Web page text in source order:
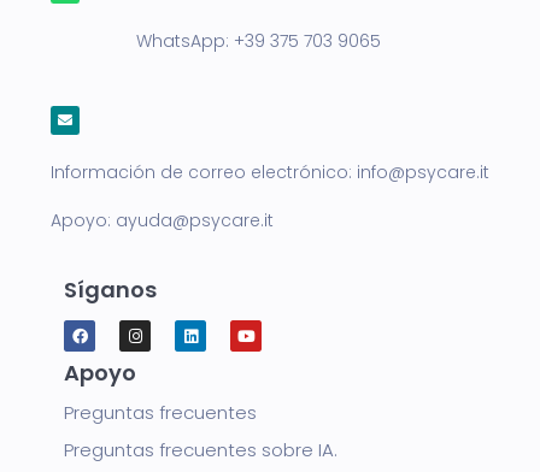
WhatsApp: +39 375 703 9065
Información de correo electrónico: info@psycare.it
Apoyo: ayuda@psycare.it
Síganos
Apoyo
Preguntas frecuentes
Preguntas frecuentes sobre IA.